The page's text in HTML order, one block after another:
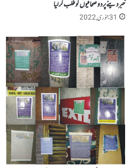
خبر دینے پر دو صحافیوں کو طلب کرلیا
31 جنوری, 2022